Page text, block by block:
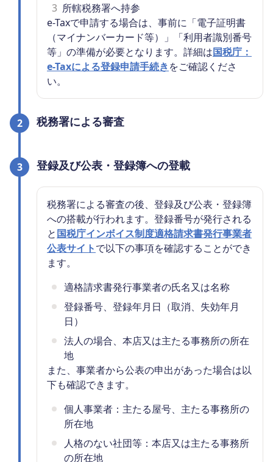
3 所轄税務署へ持参
e-Taxで申請する場合は、事前に「電子証明書
（マイナンバーカード等）」「利用者識別番号
等」の準備が必要となります。詳細は国税庁：
e-Taxによる登録申請手続きをご確認くださ
い。
2 税務署による審査
3 登録及び公表・登録簿への登載
税務署による審査の後、登録及び公表・登録簿
への搭載が行われます。登録番号が発行される
と国税庁インボイス制度適格請求書発行事業者
公表サイトで以下の事項を確認することができ
ます。
適格請求書発行事業者の氏名又は名称
登録番号、登録年月日（取消、失効年月
日）
法人の場合、本店又は主たる事務所の所在
地
また、事業者から公表の申出があった場合は以
下も確認できます。
個人事業者：主たる屋号、主たる事務所の
所在地
人格のない社団等：本店又は主たる事務所
の所在地